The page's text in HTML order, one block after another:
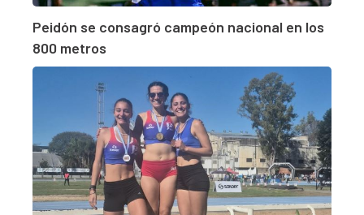
Peidón se consagró campeón nacional en los
800 metros